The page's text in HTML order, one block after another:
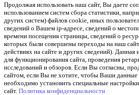
Продолжая использовать наш cайт, Вы даете
использованием систем сбора статистики,
других систем) файлов cookie, иных
сведений о Вашем ip-адресе, сведений о
времени посещения страницы, сведений о
которых были совершены переходы на наш
действиях на сайте и других сведений).
для функционирования сайта, проведения
исследований и обзоров. Если Вы согласны,
сайтом, если Вы не хотите, чтобы Ваши данные
необходимо установить специальные
сайт. Политика конфиденциальности